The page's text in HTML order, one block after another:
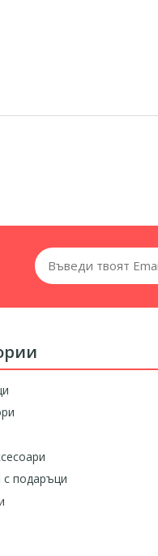
с подаръци